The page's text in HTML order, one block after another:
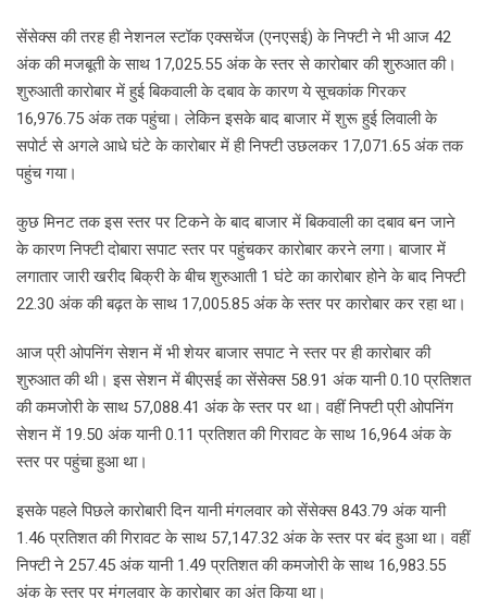
सेंसेक्स की तरह ही नेशनल स्टॉक एक्सचेंज (एनएसई) के निफ्टी ने भी आज 42
अंक की मजबूती के साथ 17,025.55 अंक के स्तर से कारोबार की शुरुआत की।
शुरुआती कारोबार में हुई बिकवाली के दबाव के कारण ये सूचकांक गिरकर
16,976.75 अंक तक पहुंचा। लेकिन इसके बाद बाजार में शुरू हुई लिवाली के
सपोर्ट से अगले आधे घंटे के कारोबार में ही निफ्टी उछलकर 17,071.65 अंक तक
पहुंच गया।
कुछ मिनट तक इस स्तर पर टिकने के बाद बाजार में बिकवाली का दबाव बन जाने
के कारण निफ्टी दोबारा सपाट स्तर पर पहुंचकर कारोबार करने लगा। बाजार में
लगातार जारी खरीद बिक्री के बीच शुरुआती 1 घंटे का कारोबार होने के बाद निफ्टी
22.30 अंक की बढ़त के साथ 17,005.85 अंक के स्तर पर कारोबार कर रहा था।
आज प्री ओपनिंग सेशन में भी शेयर बाजार सपाट ने स्तर पर ही कारोबार की
शुरुआत की थी। इस सेशन में बीएसई का सेंसेक्स 58.91 अंक यानी 0.10 प्रतिशत
की कमजोरी के साथ 57,088.41 अंक के स्तर पर था। वहीं निफ्टी प्री ओपनिंग
सेशन में 19.50 अंक यानी 0.11 प्रतिशत की गिरावट के साथ 16,964 अंक के
स्तर पर पहुंचा हुआ था।
इसके पहले पिछले कारोबारी दिन यानी मंगलवार को सेंसेक्स 843.79 अंक यानी
1.46 प्रतिशत की गिरावट के साथ 57,147.32 अंक के स्तर पर बंद हुआ था। वहीं
निफ्टी ने 257.45 अंक यानी 1.49 प्रतिशत की कमजोरी के साथ 16,983.55
अंक के स्तर पर मंगलवार के कारोबार का अंत किया था।